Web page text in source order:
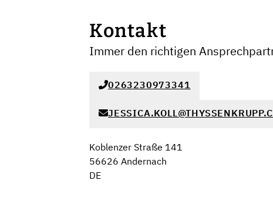
Kontakt
Immer den richtigen
0263230973341
Koblenzer Straße 141
56626 Andernach
DE